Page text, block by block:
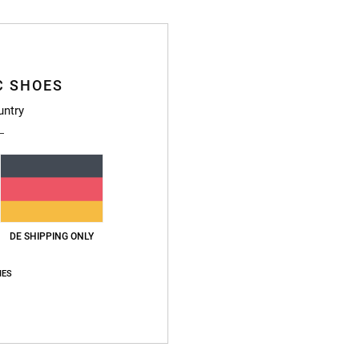
SHOES
DE SHIPPING ONLY